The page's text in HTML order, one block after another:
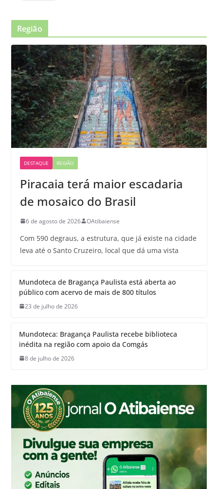
Região
DESTAQUE REGIÃO
Piracaia terá maior escadaria
de mosaico do Brasil
6 de agosto de 2026 OAtibaiense
Com 590 degraus, a estrutura, que já existe na cidade
leva até o Santo Cruzeiro, local que dá uma vista
Mundoteca de Bragança Paulista está aberta ao
público com acervo de mais de 800 títulos
23 de julho de 2026
Mundoteca: Bragança Paulista recebe biblioteca
inédita na região com apoio da Comgás
8 de julho de 2026